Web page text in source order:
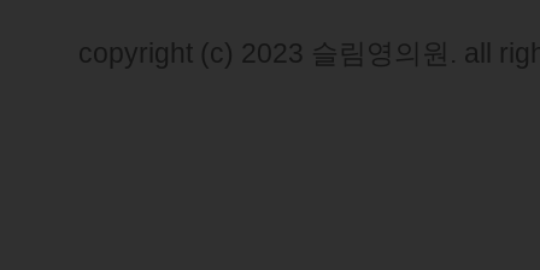
copyright (c) 2023 슬림영의원. all